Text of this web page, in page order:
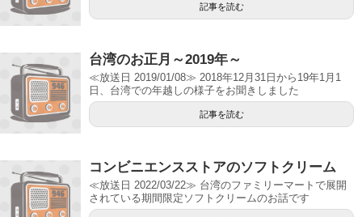
記事を読む
台湾のお正月～2019年～
≪放送日 2019/01/08≫ 2018年12月31日から19年1月1
日、台湾での年越しの様子をお聞きしました
記事を読む
コンビニエンスストアのソフトクリーム
≪放送日 2022/03/22≫ 台湾のファミリーマートで展開
されている期間限定ソフトクリームのお話です